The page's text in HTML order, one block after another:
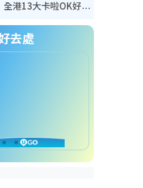
唱K推介2026︱全港13大卡啦OK好去處！最平$36起 日文K都有！(附地址+收費詳情)
去處